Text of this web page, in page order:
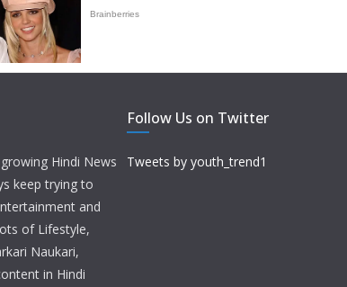
Hindi News
keep trying to
and
of Lifestyle,
Naukari,
in Hindi
Follow Us on Twitter
Tweets by youth_trend1